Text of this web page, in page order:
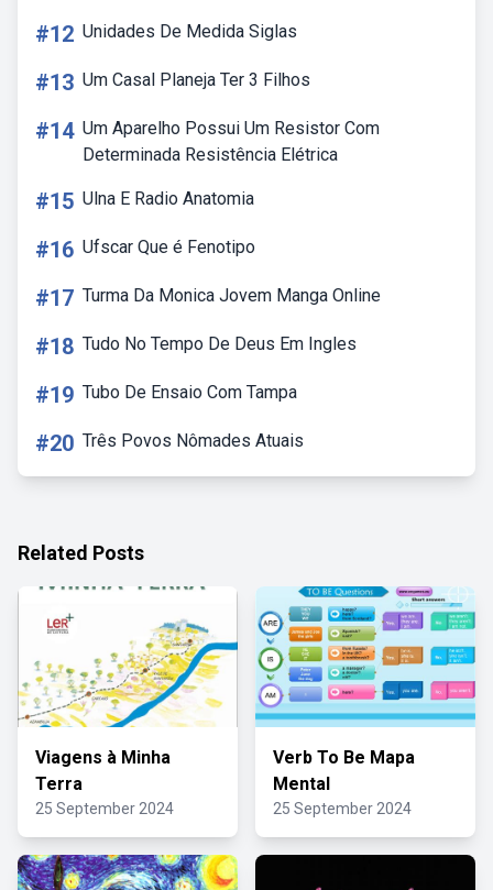
#12 Unidades De Medida Siglas
#13 Um Casal Planeja Ter 3 Filhos
#14 Um Aparelho Possui Um Resistor Com
Determinada Resistência Elétrica
#15 Ulna E Radio Anatomia
#16 Ufscar Que é Fenotipo
#17 Turma Da Monica Jovem Manga Online
#18 Tudo No Tempo De Deus Em Ingles
#19 Tubo De Ensaio Com Tampa
#20 Três Povos Nômades Atuais
Related Posts
Viagens à Minha
Terra
25 September 2024
Verb To Be Mapa
Mental
25 September 2024